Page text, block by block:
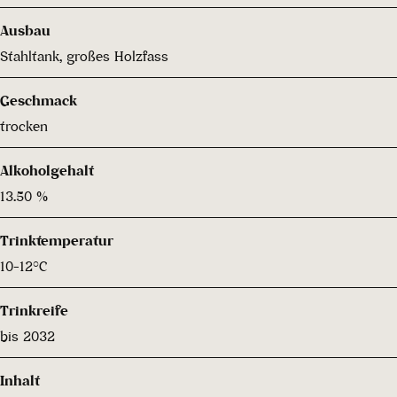
Ausbau
Stahltank, großes Holzfass
Geschmack
trocken
Alkoholgehalt
13.50 %
Trinktemperatur
10-12°C
Trinkreife
bis 2032
Inhalt